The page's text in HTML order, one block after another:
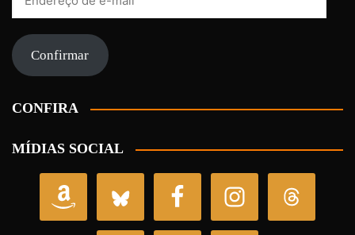
mail Confirmar
CONFIRA
MÍDIAS SOCIAL